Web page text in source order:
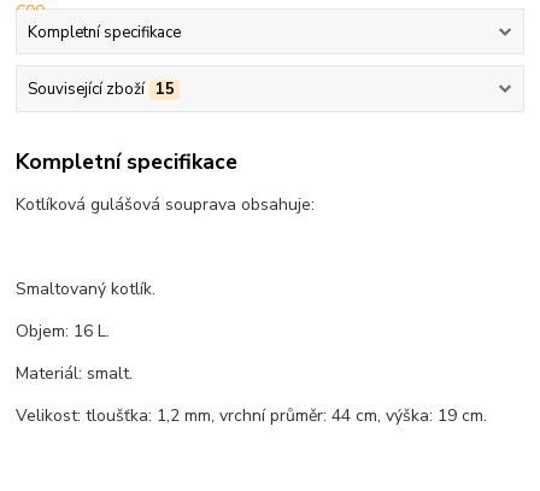
Kompletní specifikace
Související zboží 15
Kompletní specifikace
Kotlíková gulášová souprava obsahuje:
Smaltovaný kotlík.
Objem: 16 L.
Materiál: smalt.
Velikost: tloušťka: 1,2 mm, vrchní průměr: 44 cm, výška: 19 cm.